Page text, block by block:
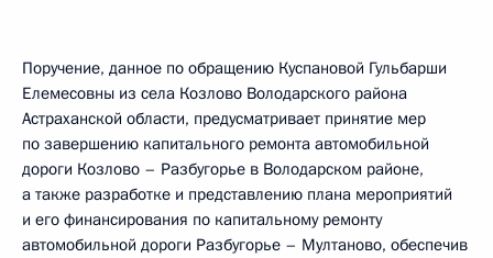
Поручение, данное по обращению Куспановой Гульбарши
Елемесовны из села Козлово Володарского района
Астраханской области, предусматривает принятие мер
по завершению капитального ремонта автомобильной
дороги Козлово – Разбугорье в Володарском районе,
а также разработке и представлению плана мероприятий
и его финансирования по капитальному ремонту
автомобильной дороги Разбугорье – Мултаново, обеспечив